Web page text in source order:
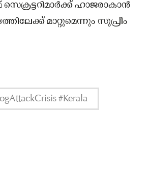
സെക്രട്ടറിമാർക്ക് ഹാജരാകാൻ
മാറ്റുമെന്നും സുപ്രീം
#Kerala